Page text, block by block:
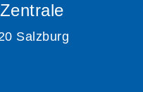
Salzburg